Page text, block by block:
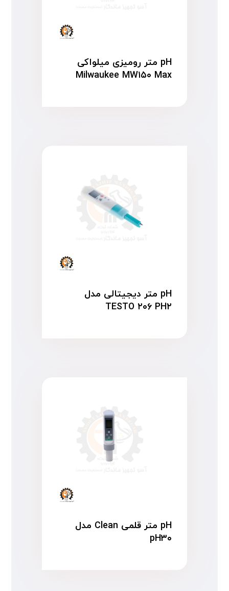
pH متر رومیزی میلواکی
Milwaukee MW۱۵۰ Max
pH متر دیجیتالی مدل
TESTO ۲۰۶ PH۲
pH متر قلمی Clean مدل
pH۳۰